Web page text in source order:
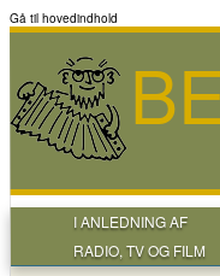
Gå til hovedindhold
I ANLEDNING AF
RADIO, TV OG FILM